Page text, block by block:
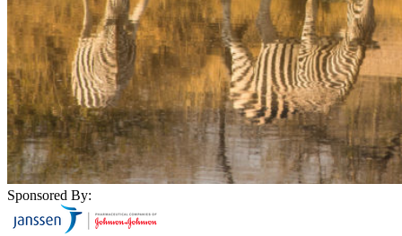
Sponsored By: